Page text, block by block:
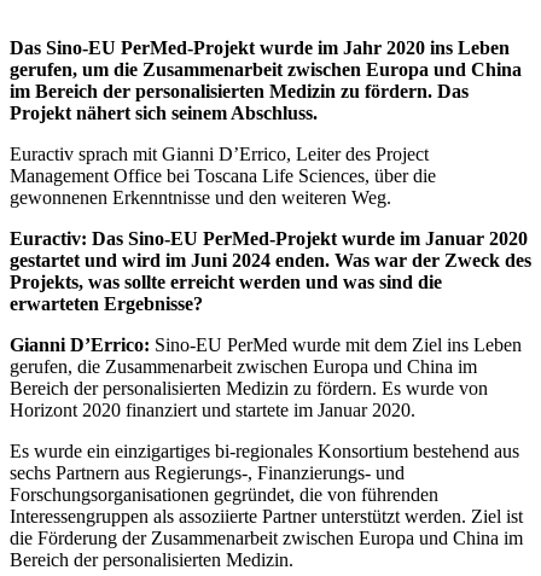
Das Sino-EU PerMed-Projekt wurde im Jahr 2020 ins Leben
gerufen, um die Zusammenarbeit zwischen Europa und China
im Bereich der personalisierten Medizin zu fördern. Das
Projekt nähert sich seinem Abschluss.
Euractiv sprach mit Gianni D’Errico, Leiter des Project
Management Office bei Toscana Life Sciences, über die
gewonnenen Erkenntnisse und den weiteren Weg.
Euractiv: Das Sino-EU PerMed-Projekt wurde im Januar 2020
gestartet und wird im Juni 2024 enden. Was war der Zweck des
Projekts, was sollte erreicht werden und was sind die
erwarteten Ergebnisse?
Gianni D’Errico: Sino-EU PerMed wurde mit dem Ziel ins Leben
gerufen, die Zusammenarbeit zwischen Europa und China im
Bereich der personalisierten Medizin zu fördern. Es wurde von
Horizont 2020 finanziert und startete im Januar 2020.
Es wurde ein einzigartiges bi-regionales Konsortium bestehend aus
sechs Partnern aus Regierungs-, Finanzierungs- und
Forschungsorganisationen gegründet, die von führenden
Interessengruppen als assoziierte Partner unterstützt werden. Ziel ist
die Förderung der Zusammenarbeit zwischen Europa und China im
Bereich der personalisierten Medizin.